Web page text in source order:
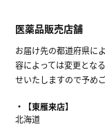
医薬品販売店舗
お届け先の都道府県に
容によっては変更とな
せいたしますので予め
【東雁来店】
北海道